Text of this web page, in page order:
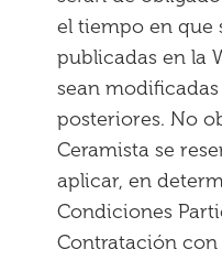
el tiempo en que
publicadas en la
sean
posteriores. No
Ceramista se
aplicar, en
Condiciones
Contratación con